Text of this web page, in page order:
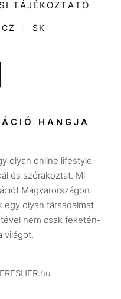
TÁJÉKOZTATÓ
CZ SK
HANGJA
olyan online lifestyle-
és szórakoztat. Mi
Magyarországon.
olyan társadalmat
nem csak feketén-
világot.